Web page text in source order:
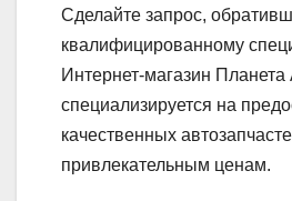
Сделайте запрос,
квалифицированному
Интернет-магазин Планета
специализируется на
качественных
привлекательным ценам.